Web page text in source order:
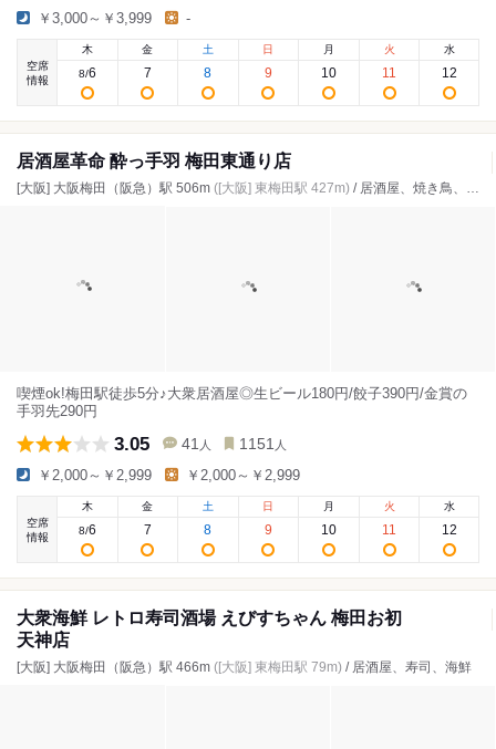
￥3,000～￥3,999 -
空席
情報
木
8/6
金
7
土
8
日
9
月
10
火
11
水
12
居酒屋革命 酔っ手羽 梅田東通り店
[大阪] 大阪梅田（阪急）駅 506m ([大阪] 東梅田駅 427m) / 居酒屋、焼き鳥、海鮮
喫煙ok!梅田駅徒歩5分♪大衆居酒屋◎生ビール180円/餃子390円/金賞の
手羽先290円
3.05 41 人 1151 人
￥2,000～￥2,999 ￥2,000～￥2,999
空席
情報
木
8/6
金
7
土
8
日
9
月
10
火
11
水
12
大衆海鮮 レトロ寿司酒場 えびすちゃん 梅田お初
天神店
[大阪] 大阪梅田（阪急）駅 466m ([大阪] 東梅田駅 79m) / 居酒屋、寿司、海鮮